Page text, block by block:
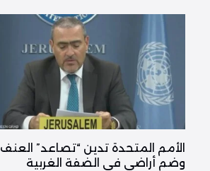
الأمم المتحدة تدين “تصاعد” العنف
وضم أراضي في الضفة الغربية